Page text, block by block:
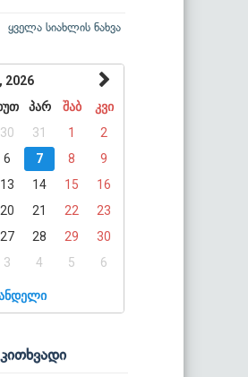
ყველა სიახლის ნახვა
2026
პარ შაბ
კვი
30 31 1
2
6 7 8
9
13 14 15
16
20 21 22
23
27 28 29
30
3 4 5 6